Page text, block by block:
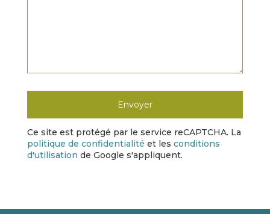
Ce site est protégé par le service reCAPTCHA. La
politique de confidentialité et les conditions
d'utilisation de Google s'appliquent.